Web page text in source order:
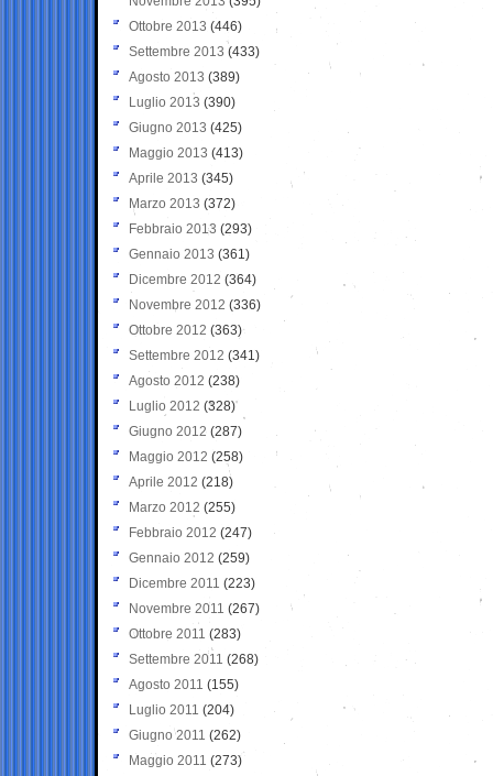
Ottobre 2013 (446)
Settembre 2013 (433)
Agosto 2013 (389)
Luglio 2013 (390)
Giugno 2013 (425)
Maggio 2013 (413)
Aprile 2013 (345)
Marzo 2013 (372)
Febbraio 2013 (293)
Gennaio 2013 (361)
Dicembre 2012 (364)
Novembre 2012 (336)
Ottobre 2012 (363)
Settembre 2012 (341)
Agosto 2012 (238)
Luglio 2012 (328)
Giugno 2012 (287)
Maggio 2012 (258)
Aprile 2012 (218)
Marzo 2012 (255)
Febbraio 2012 (247)
Gennaio 2012 (259)
Dicembre 2011 (223)
Novembre 2011 (267)
Ottobre 2011 (283)
Settembre 2011 (268)
Agosto 2011 (155)
Luglio 2011 (204)
Giugno 2011 (262)
Maggio 2011 (273)